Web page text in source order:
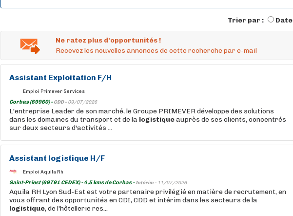
Trier par : Date
Ne ratez plus d'opportunités !
Recevez les nouvelles annonces de cette recherche par e-mail
Assistant Exploitation F/H
Emploi Primever Services
Corbas (69960) -CDD - 09/07/2026
L'entreprise Leader de son marché, le Groupe PRIMEVER développe des solutions
dans les domaines du transport et de la logistiqueauprès de ses clients, concentrés
sur deux secteurs d'activités ...
Assistant logistique H/F
Emploi Aquila Rh
Saint-Priest (69791 CEDEX) - 4,5 kms de Corbas -Intérim - 11/07/2026
Aquila RH Lyon Sud-Est est votre partenaire privilégié en matière de recrutement, en
vous offrant des opportunités en CDI, CDD et intérim dans les secteurs de la
logistique, de l'hôtellerie res...